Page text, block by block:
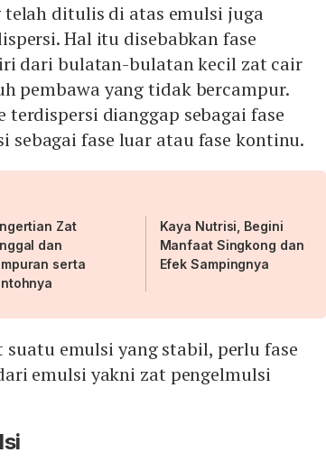
telah ditulis di atas emulsi juga
Hal itu disebabkan fase
dari bulatan-bulatan kecil zat cair
pembawa yang tidak bercampur.
terdispersi dianggap sebagai fase
sebagai fase luar atau fase kontinu.
Zat
dan
serta
Kaya Nutrisi, Begini
Manfaat Singkong dan
Efek Sampingnya
emulsi yang stabil, perlu fase
emulsi yakni zat pengelmulsi